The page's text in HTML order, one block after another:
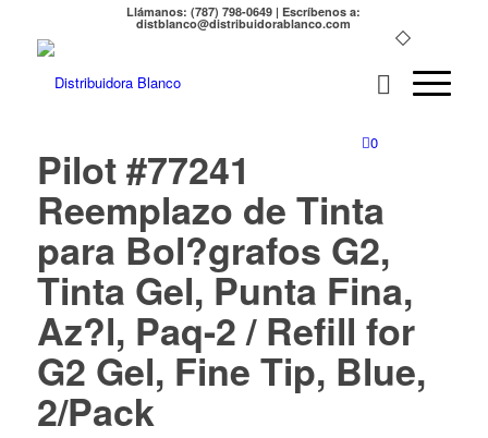
Llámanos: (787) 798-0649 | Escríbenos a:
distblanco@distribuidorablanco.com
0
Pilot #77241
Reemplazo de Tinta
para Bol?grafos G2,
Tinta Gel, Punta Fina,
Az?l, Paq-2 / Refill for
G2 Gel, Fine Tip, Blue,
2/Pack